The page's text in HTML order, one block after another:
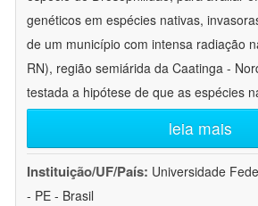
genéticos em espécies nativas,
de um município com intensa radiação
RN), região semiárida da Caatinga -
testada a hipótese de que as espécies
leia mais
Instituição/UF/País: Universidade
- PE - Brasil